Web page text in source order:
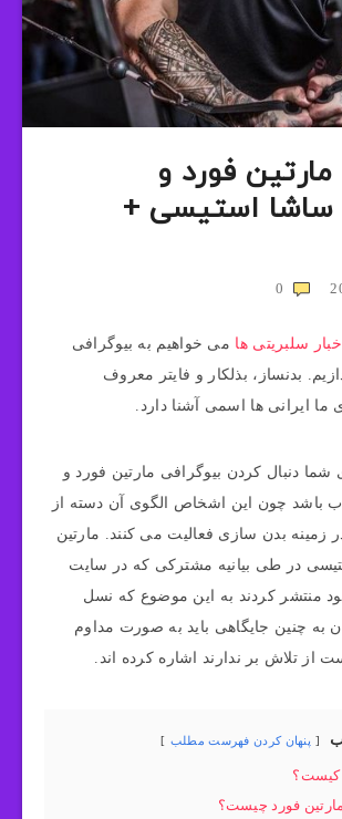
مارتین فورد و
استیسی +
0
اخبار سلبریتی ها می خواهیم به بیوگرافی
بدنساز، بذلکار و فایتر معروف
ما ایرانی ها اسمی آشنا دارد.
دنبال‌ کردن بیوگرافی مارتین فورد و
باشد چون این اشخاص الگوی آن دسته از
زمینه بدن سازی فعالیت می‌ کنند. مارتین
در طی بیانیه مشترکی که در سایت
منتشر کردند به این موضوع که نسل
به چنین جایگاهی باید به صورت مداوم
از تلاش بر ندارند اشاره کرده اند.
پنهان کردن فهرست مطلب
کیست؟
فورد چیست؟